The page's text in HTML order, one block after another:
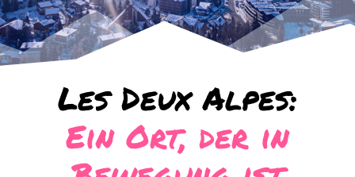
Les Deux Alpes:
Ein Ort, der in